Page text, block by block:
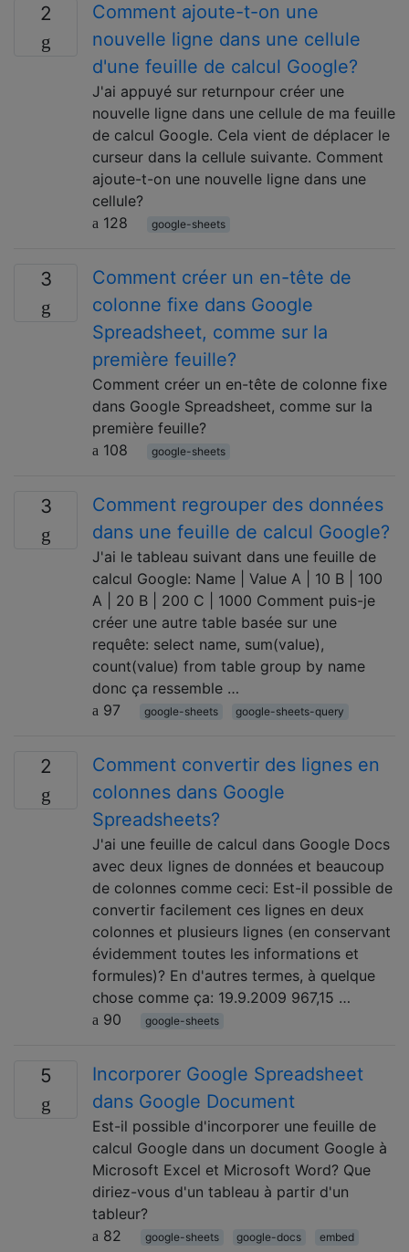
2
Comment ajoute-t-on une
nouvelle ligne dans une cellule
d'une feuille de calcul Google?
J'ai appuyé sur returnpour créer une
nouvelle ligne dans une cellule de ma feuille
de calcul Google. Cela vient de déplacer le
curseur dans la cellule suivante. Comment
ajoute-t-on une nouvelle ligne dans une
cellule?
128
google-sheets
3
Comment créer un en-tête de
colonne fixe dans Google
Spreadsheet, comme sur la
première feuille?
Comment créer un en-tête de colonne fixe
dans Google Spreadsheet, comme sur la
première feuille?
108
google-sheets
3
Comment regrouper des données
dans une feuille de calcul Google?
J'ai le tableau suivant dans une feuille de
calcul Google: Name | Value A | 10 B | 100
A | 20 B | 200 C | 1000 Comment puis-je
créer une autre table basée sur une
requête: select name, sum(value),
count(value) from table group by name
donc ça ressemble …
97
google-sheets google-sheets-query
2
Comment convertir des lignes en
colonnes dans Google
Spreadsheets?
J'ai une feuille de calcul dans Google Docs
avec deux lignes de données et beaucoup
de colonnes comme ceci: Est-il possible de
convertir facilement ces lignes en deux
colonnes et plusieurs lignes (en conservant
évidemment toutes les informations et
formules)? En d'autres termes, à quelque
chose comme ça: 19.9.2009 967,15 …
90
google-sheets
5
Incorporer Google Spreadsheet
dans Google Document
Est-il possible d'incorporer une feuille de
calcul Google dans un document Google à
Microsoft Excel et Microsoft Word? Que
diriez-vous d'un tableau à partir d'un
tableur?
82
google-sheets google-docs embed